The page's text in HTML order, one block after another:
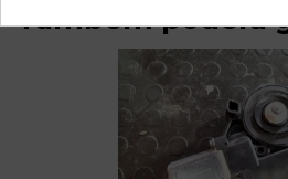
Também poderá